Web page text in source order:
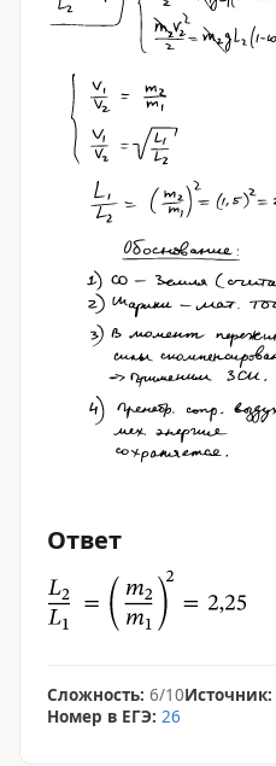
Ответ
Сложность: 6/10Источник:
Номер в ЕГЭ: 26